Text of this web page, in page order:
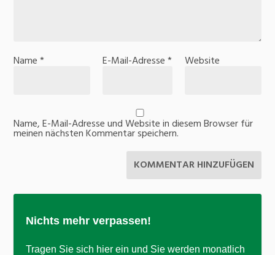
Name* E-Mail-Adresse* Website
Name, E-Mail-Adresse und Website in diesem Browser für
meinen nächsten Kommentar speichern.
Nichts mehr verpassen!
Tragen Sie sich hier ein und Sie werden monatlich